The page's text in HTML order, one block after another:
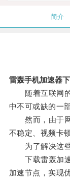
简介
雷轰手机加速器
随着互联网的
中不可或缺的一
然而，由于网
不稳定、视频卡
为了解决这些
下载雷轰加速
加速节点，实现